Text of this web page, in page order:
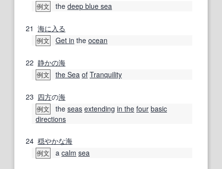
例文 the deep blue sea
21 海に 入る
例文 Get in the ocean
22 静かの海
例文 the Sea of Tranquility
23 四方の海
例文 the seas extending in the four basic
directions
24 穏やかな海
例文 a calm sea